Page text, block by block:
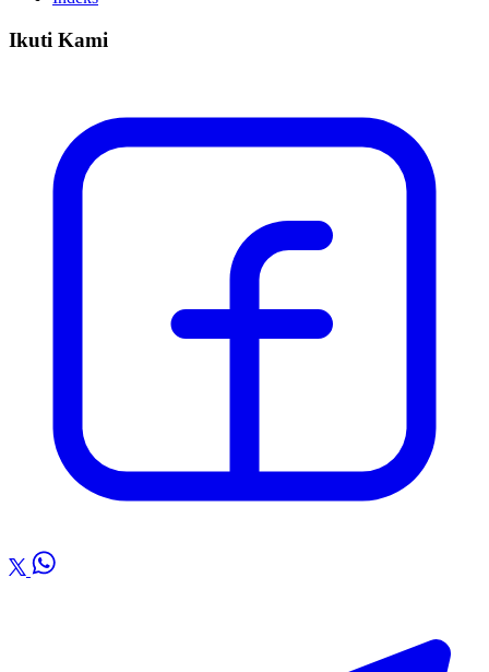
Ikuti Kami